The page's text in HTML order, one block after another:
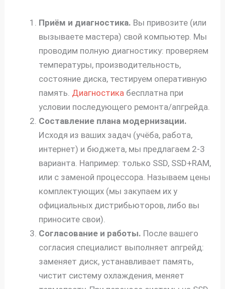
Приём и диагностика. Вы привозите (или
вызываете мастера) свой компьютер. Мы
проводим полную диагностику: проверяем
температуры, производительность,
состояние диска, тестируем оперативную
память. Диагностика бесплатна при
условии последующего ремонта/апгрейда.
Составление плана модернизации.
Исходя из ваших задач (учёба, работа,
интернет) и бюджета, мы предлагаем 2-3
варианта. Например: только SSD, SSD+RAM,
или с заменой процессора. Называем цены
комплектующих (мы закупаем их у
официальных дистрибьюторов, либо вы
приносите свои).
Согласование и работы. После вашего
согласия специалист выполняет апгрейд:
заменяет диск, устанавливает память,
чистит систему охлаждения, меняет